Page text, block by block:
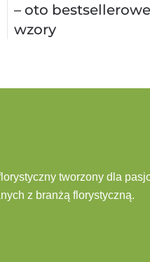
– oto bestsellerowe
wzory
tworzony dla
z branżą florystyczną.